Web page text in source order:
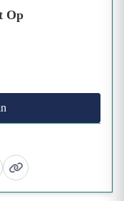
Op
Kopieer link